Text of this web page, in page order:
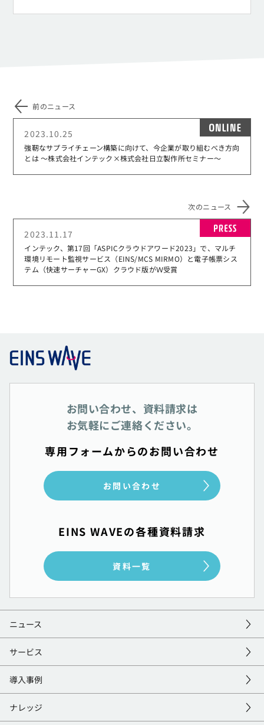
前のニュース
2023.10.25
強靭なサプライチェーン構築に向けて、今企業が取り組むべき方向
とは ～株式会社インテック×株式会社日立製作所セミナー～
次のニュース
2023.11.17
インテック、第17回「ASPICクラウドアワード2023」で、マルチ
環境リモート監視サービス（EINS/MCS MIRMO）と電子帳票シス
テム（快速サーチャーGX）クラウド版がＷ受賞
お問い合わせ、資料請求は
お気軽にご連絡ください。
専用フォームからのお問い合わせ
お問い合わせ
EINS WAVEの各種資料請求
資料一覧
ニュース
サービス
導入事例
ナレッジ